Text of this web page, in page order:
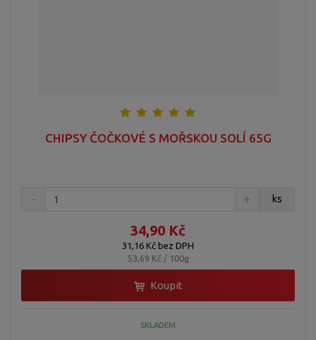
CHIPSY ČOČKOVÉ S MOŘSKOU SOLÍ 65G
34,90 Kč
31,16 Kč bez DPH
53,69 Kč / 100g
ks
Koupit
SKLADEM